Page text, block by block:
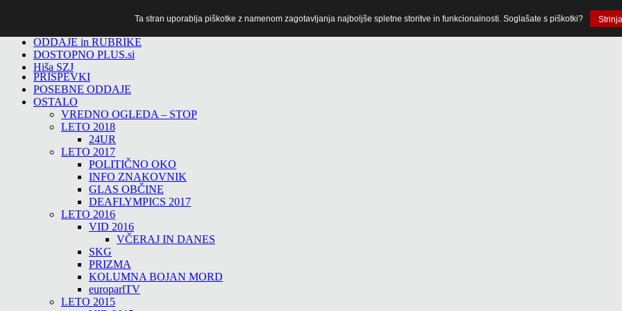
ODDAJE in RUBRIKE
DOSTOPNO PLUS.si
Hiša SZJ
PRISPEVKI
POSEBNE ODDAJE
OSTALO
VREDNO OGLEDA – STOP
LETO 2018
24UR
LETO 2017
POLITIČNO OKO
INFO ZNAKOVNIK
GLAS OBČINE
DEAFLYMPICS 2017
LETO 2016
VID 2016
VČERAJ IN DANES
SKG
PRIZMA
KOLUMNA BOJAN MORD
europarlTV
LETO 2015
Ta stran uporablja piškotke z namenom zagotavljanja najboljše spletne storitve in funkcionalnosti. Soglašate s piškotki?